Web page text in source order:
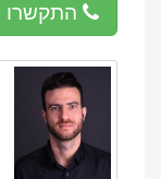
התקשרו